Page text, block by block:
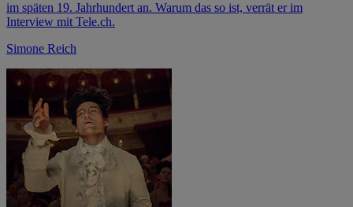
im späten 19. Jahrhundert an. Warum das so ist, verrät er im
Interview mit Tele.ch.
Simone Reich